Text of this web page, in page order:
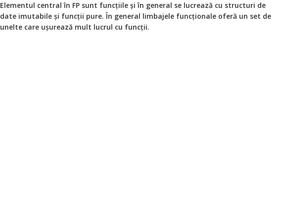
Elementul central în FP sunt funcțiile și în general se lucrează cu structuri de
date imutabile și funcții pure. În general limbajele funcționale oferă un set de
unelte care uşurează mult lucrul cu funcții.